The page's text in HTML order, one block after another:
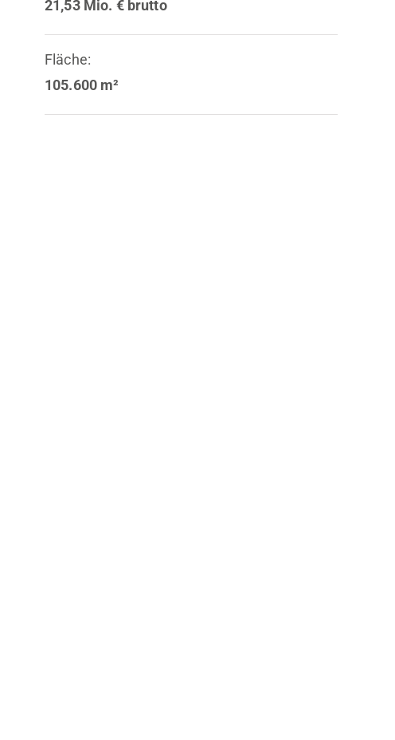
21,53 Mio. € brutto
Fläche:
105.600 m²